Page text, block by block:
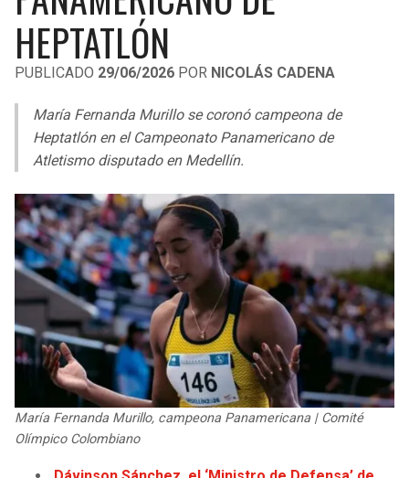
LIGA DE EXPANSIÓN MX
LEAGUES CUP
UEFA EUROPA LEAGUE
UEFA CONFERENCE LEAGUE
COPA LIBERTADORES
COPA SUDAMERICANA
LIGA BETPLAY
OTRAS LIGAS
RAIDERS
RAVENS
BROWNS
STEELERS
TEXANS
COLTS
JAGUARS
TITANS
CAVALIERS
PACERS
HAWKS
HORNETS
HEAT
MAGIC
WIZARDS
WARRIORS
HEPTATLÓN
PUBLICADO 29/06/2026 POR NICOLÁS CADENA
María Fernanda Murillo se coronó campeona de
Heptatlón en el Campeonato Panamericano de
Atletismo disputado en Medellín.
María Fernanda Murillo, campeona Panamericana | Comité
Olímpico Colombiano